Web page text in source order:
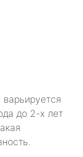
варьируется
до 2-х лет